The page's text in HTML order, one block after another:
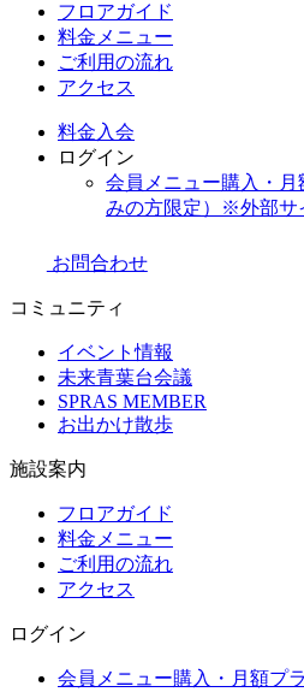
フロアガイド
料金メニュー
ご利用の流れ
アクセス
料金 入会
ログイン
会員メニュー購入・
みの方限定）
※外部サ
お問合わせ
コミュニティ
イベント情報
未来青葉台会議
SPRAS MEMBER
お出かけ散歩
施設案内
フロアガイド
料金メニュー
ご利用の流れ
アクセス
ログイン
会員メニュー購入・月額プ